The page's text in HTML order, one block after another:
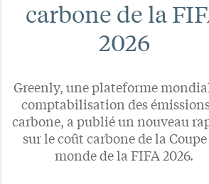
carbone de la
2026
Greenly, une plateforme
comptabilisation des
carbone, a publié un nouveau
sur le coût carbone de la
monde de la FIFA 2026.